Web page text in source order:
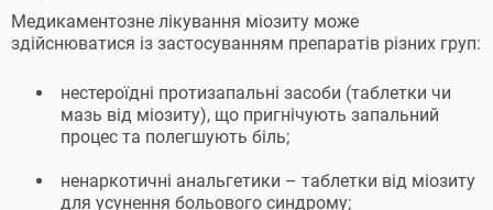
Медикаментозне лікування міозиту може
здійснюватися із застосуванням препаратів різних груп:
нестероїдні протизапальні засоби (таблетки чи
мазь від міозиту), що пригнічують запальний
процес та полегшують біль;
ненаркотичні анальгетики – таблетки від міозиту
для усунення больового синдрому;